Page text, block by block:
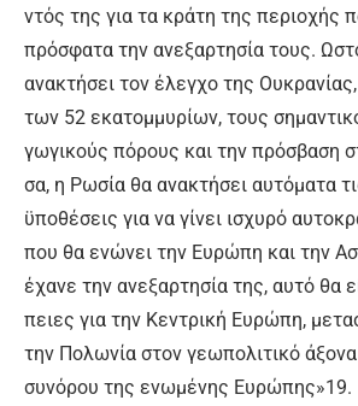
ντός της για τα κρά­τη της πε­ριο­χής
πρό­σφα­τα την α­νε­ξαρ­τη­σί­α τους.
α­να­κτή­σει τον έ­λεγ­χο της
των 52 ε­κα­τομ­μυ­ρί­ων, τους
γω­γι­κούς πό­ρους και την πρό­σβα­ση
σα, η Ρω­σί­α θα α­να­κτή­σει αυ­τό­μα­τα
ϋ­πο­θέ­σεις για να γί­νει ι­σχυ­ρό
που θα ε­νώ­νει την Ευ­ρώ­πη και την
έ­χα­νε την α­νε­ξαρ­τη­σί­α της, αυ­τό θα
πειες για την Κε­ντρι­κή Ευ­ρώ­πη,
την Πο­λω­νί­α στον γε­ω­πο­λι­τι­κό
συ­νό­ρου της ε­νω­μέ­νης Ευ­ρώ­πης»19.